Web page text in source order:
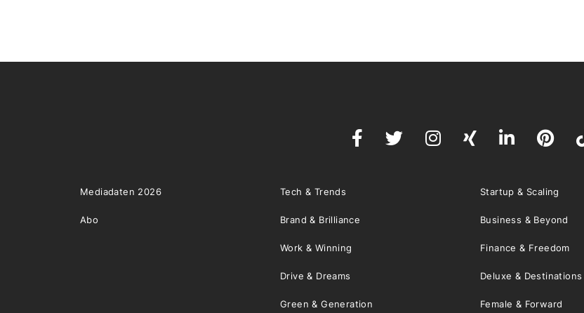
Mediadaten 2026
Abo
Tech & Trends Startup & Scaling
Brand & Brilliance Business & Beyond
Work & Winning Finance & Freedom
Drive & Dreams Deluxe & Destinations
Green & Generation Female & Forward